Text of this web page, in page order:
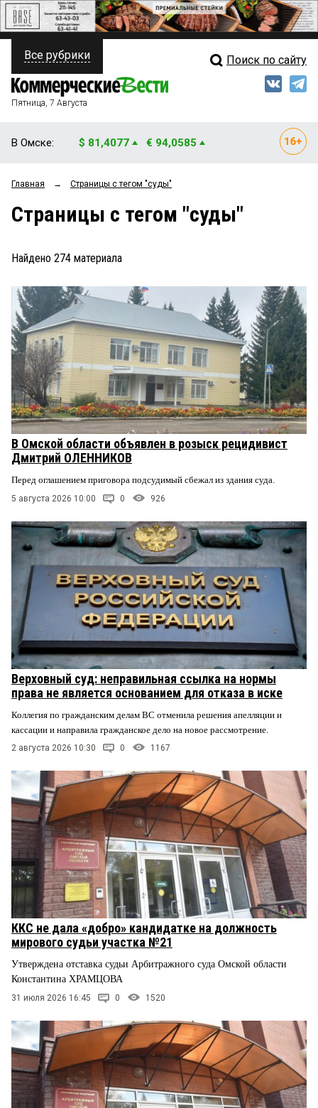
ПОЛИТИКА
ФИНАНСЫ
ОБЩЕСТВО
ЗАКОН
НОВОСТИ КОМПАНИЙ
ПРОИСШЕСТВИЯ
СТИЛЬ ЖИЗНИ
Свежий выпуск
Рейтинги
Все рубрики Поиск по сайту
Пятница, 7 Августа
В Омске: $ 81,4077 € 94,0585
Главная → Страницы c тегом "суды"
Страницы c тегом "суды"
Найдено 274 материала
В Омской области объявлен в розыск рецидивист
Дмитрий ОЛЕННИКОВ
Перед оглашением приговора подсудимый сбежал из здания суда.
5 августа 2026 10:00 0 926
Верховный суд: неправильная ссылка на нормы
права не является основанием для отказа в иске
Коллегия по гражданским делам ВС отменила решения апелляции и
кассации и направила гражданское дело на новое рассмотрение.
2 августа 2026 10:30 0 1167
ККС не дала «добро» кандидатке на должность
мирового судьи участка №21
Утверждена отставка судьи Арбитражного суда Омской области
Константина ХРАМЦОВА
31 июля 2026 16:45 0 1520